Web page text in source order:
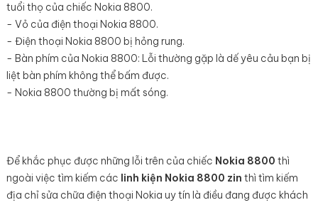
tuổi thọ của chiếc Nokia 8800.
- Vỏ của điện thoại Nokia 8800.
- Điện thoại Nokia 8800 bị hỏng rung.
- Bàn phím của Nokia 8800: Lỗi thường gặp là dế yêu cảu bạn bị
liệt bàn phím không thể bấm được.
- Nokia 8800 thường bị mất sóng.
Để khắc phục được những lỗi trên của chiếc Nokia 8800 thì
ngoài việc tìm kiếm các linh kiện Nokia 8800 zin thì tìm kiếm
địa chỉ sửa chữa điện thoại Nokia uy tín là điều đang được khách